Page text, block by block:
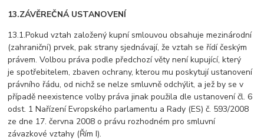
13.ZÁVĚREČNÁ USTANOVENÍ
13.1.Pokud vztah založený kupní smlouvou obsahuje mezinárodní
(zahraniční) prvek, pak strany sjednávají, že vztah se řídí českým
právem. Volbou práva podle předchozí věty není kupující, který
je spotřebitelem, zbaven ochrany, kterou mu poskytují ustanovení
právního řádu, od nichž se nelze smluvně odchýlit, a jež by se v
případě neexistence volby práva jinak použila dle ustanovení čl. 6
odst. 1 Nařízení Evropského parlamentu a Rady (ES) č. 593/2008
ze dne 17. června 2008 o právu rozhodném pro smluvní
závazkové vztahy (Řím I).